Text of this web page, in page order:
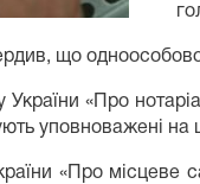
що
«Про
уповноважені
«Про місцеве